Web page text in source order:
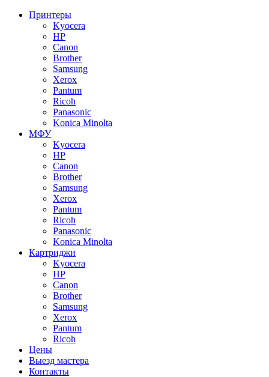
Принтеры
Kyocera
HP
Canon
Brother
Samsung
Xerox
Pantum
Ricoh
Panasonic
Konica Minolta
МФУ
Kyocera
HP
Canon
Brother
Samsung
Xerox
Pantum
Ricoh
Panasonic
Konica Minolta
Картриджи
Kyocera
HP
Canon
Brother
Samsung
Xerox
Pantum
Ricoh
Цены
Выезд мастера
Контакты